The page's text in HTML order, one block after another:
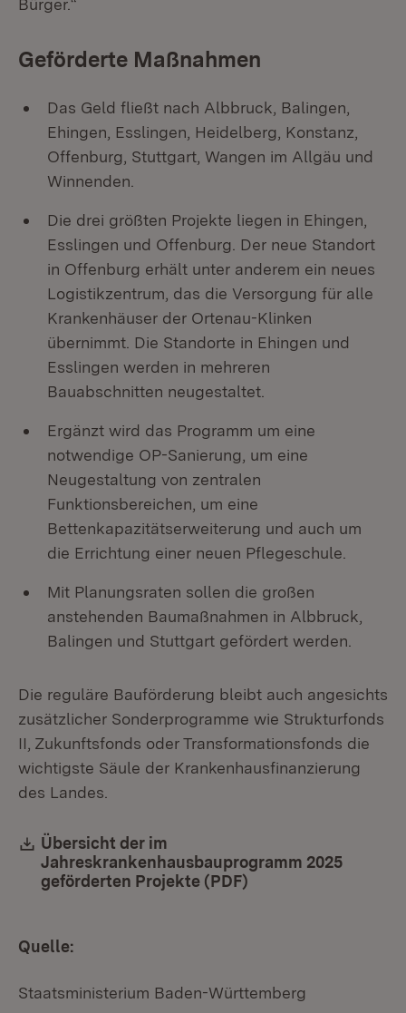
Bürger.“
Geförderte Maßnahmen
Das Geld fließt nach Albbruck, Balingen,
Ehingen, Esslingen, Heidelberg, Konstanz,
Offenburg, Stuttgart, Wangen im Allgäu und
Winnenden.
Die drei größten Projekte liegen in Ehingen,
Esslingen und Offenburg. Der neue Standort
in Offenburg erhält unter anderem ein neues
Logistikzentrum, das die Versorgung für alle
Krankenhäuser der Ortenau-Klinken
übernimmt. Die Standorte in Ehingen und
Esslingen werden in mehreren
Bauabschnitten neugestaltet.
Ergänzt wird das Programm um eine
notwendige OP-Sanierung, um eine
Neugestaltung von zentralen
Funktionsbereichen, um eine
Bettenkapazitätserweiterung und auch um
die Errichtung einer neuen Pflegeschule.
Mit Planungsraten sollen die großen
anstehenden Baumaßnahmen in Albbruck,
Balingen und Stuttgart gefördert werden.
Die reguläre Bauförderung bleibt auch angesichts
zusätzlicher Sonderprogramme wie Strukturfonds
II, Zukunftsfonds oder Transformationsfonds die
wichtigste Säule der Krankenhausfinanzierung
des Landes.
Download:
Übersicht der im
Jahreskrankenhausbauprogramm 2025
geförderten Projekte (PDF)
Quelle:
Staatsministerium Baden-Württemberg